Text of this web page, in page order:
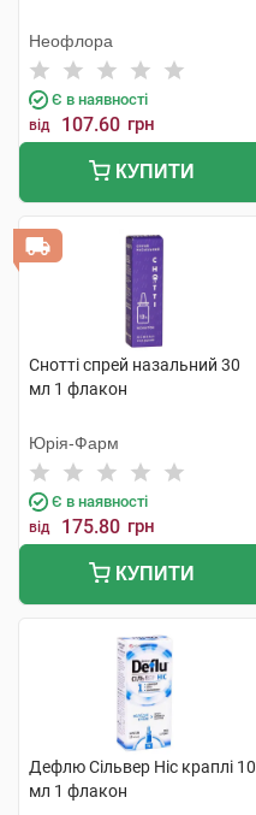
Неофлора
Є в наявності
від 107.60 грн
КУПИТИ
Снотті спрей назальний 30
мл 1 флакон
Юрія-Фарм
Є в наявності
від 175.80 грн
КУПИТИ
Дефлю Сільвер Ніс краплі 10
мл 1 флакон